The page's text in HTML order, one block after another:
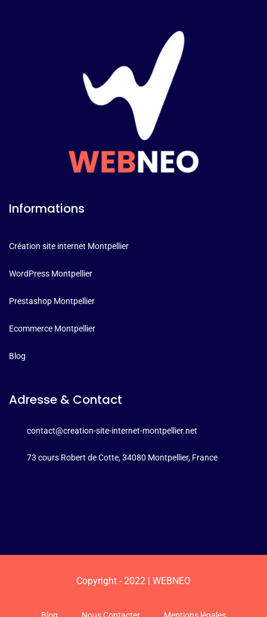
Informations
Création site internet Montpellier
WordPress Montpellier
Prestashop Montpellier
Ecommerce Montpellier
Blog
Adresse & Contact
contact@creation-site-internet-montpellier.net
73 cours Robert de Cotte, 34080 Montpellier, France
Copyright - 2022 | WEBNEO
Blog Nous Contacter Mentions légales